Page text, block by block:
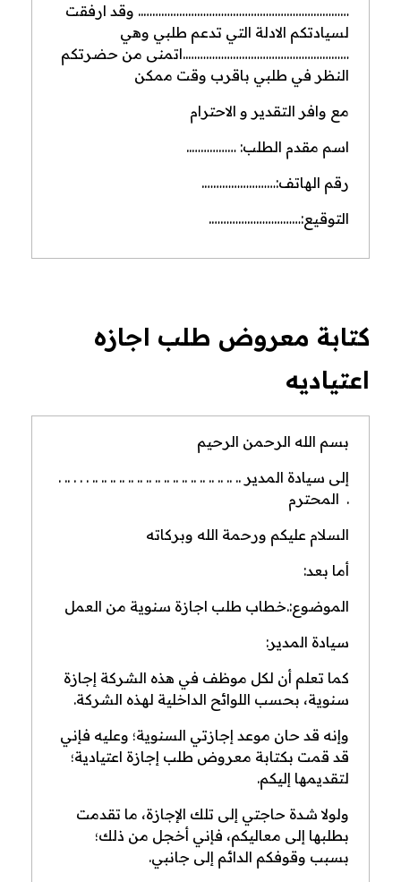
…………………………………………………………….. وقد ارفقت
لسيادتكم الادلة التي تدعم طلبي وهي
………………………………………………..اتمنى من حضرتكم
النظر في طلبي باقرب وقت ممكن
مع وافر التقدير و الاحترام
اسم مقدم الطلب: ……………..
رقم الهاتف:…………………….
التوقيع:………………………….
كتابة معروض طلب اجازه
اعتياديه
بسم الله الرحمن الرحيم
إلى سيادة المدير .. .. .. .. .. .. .. .. .. .. .. .. .. .. .. .. .. . . . .. .
. المحترم
السلام عليكم ورحمة الله وبركاته
أما بعد:
الموضوع:.خطاب طلب اجازة سنوية من العمل
سيادة المدير:
كما تعلم أن لكل موظف في هذه الشركة إجازة
سنوية، بحسب اللوائح الداخلية لهذه الشركة.
وإنه قد حان موعد إجازتي السنوية؛ وعليه فإني
قد قمت بكتابة معروض طلب إجازة اعتيادية؛
لتقديمها إليكم.
ولولا شدة حاجتي إلى تلك الإجازة، ما تقدمت
بطلبها إلى معاليكم، فإني أخجل من ذلك؛
بسبب وقوفكم الدائم إلى جانبي.